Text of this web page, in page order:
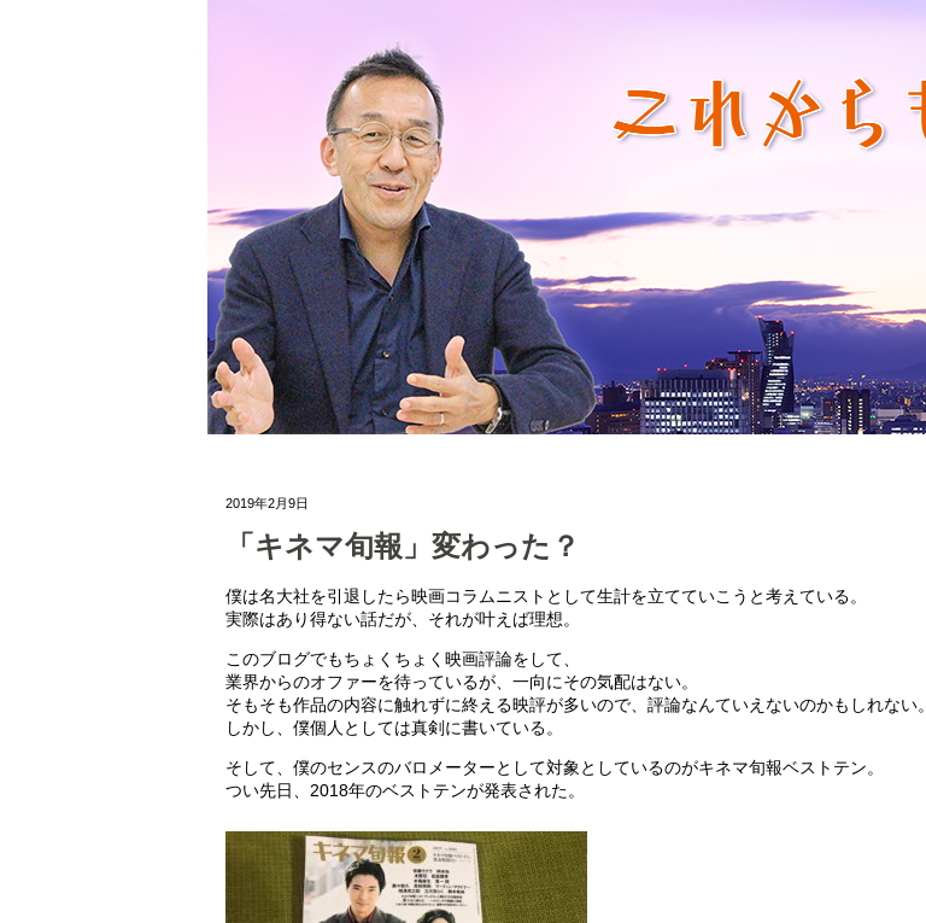
2019年2月9日
「キネマ旬報」変わった？
僕は名大社を引退したら映画コラムニストとして生計を立てていこうと考えている。
実際はあり得ない話だが、それが叶えば理想。
このブログでもちょくちょく映画評論をして、
業界からのオファーを待っているが、一向にその気配はない。
そもそも作品の内容に触れずに終える映評が多いので、評論なんていえないのかもしれない。
しかし、僕個人としては真剣に書いている。
そして、僕のセンスのバロメーターとして対象としているのがキネマ旬報ベストテン。
つい先日、2018年のベストテンが発表された。